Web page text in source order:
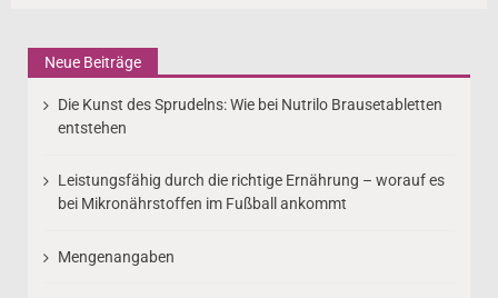
Neue Beiträge
Die Kunst des Sprudelns: Wie bei Nutrilo Brausetabletten
entstehen
Leistungsfähig durch die richtige Ernährung – worauf es
bei Mikronährstoffen im Fußball ankommt
Mengenangaben